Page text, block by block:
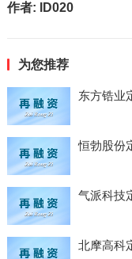
作者: ID020
为您推荐
东方锆业
恒勃股份
气派科技
北摩高科